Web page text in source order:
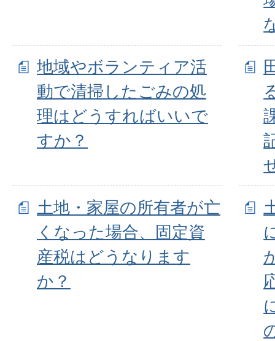
地域やボランティア活
動で清掃したごみの処
理はどうすればいいで
すか？
土地・家屋の所有者が亡
くなった場合、固定資
産税はどうなります
か？